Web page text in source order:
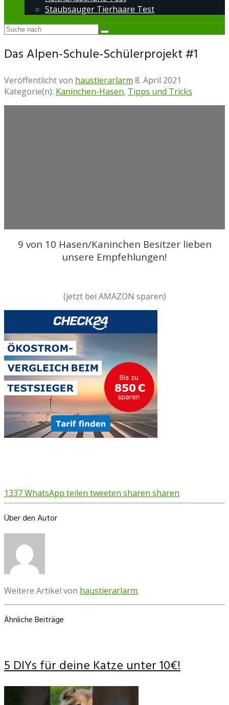
Staubsauger Tierhaare Test
Das Alpen-Schule-Schülerprojekt #1
Veröffentlicht von haustierarlarm 8. April 2021
Kategorie(n): Kaninchen-Hasen, Tipps und Tricks
9 von 10 Hasen/Kaninchen Besitzer lieben
unsere Empfehlungen!
(jetzt bei AMAZON sparen)
1337WhatsApp teilen tweeten sharen sharen
Über den Autor
Weitere Artikel von haustierarlarm.
Ähnliche Beiträge
5 DIYs für deine Katze unter 10€!